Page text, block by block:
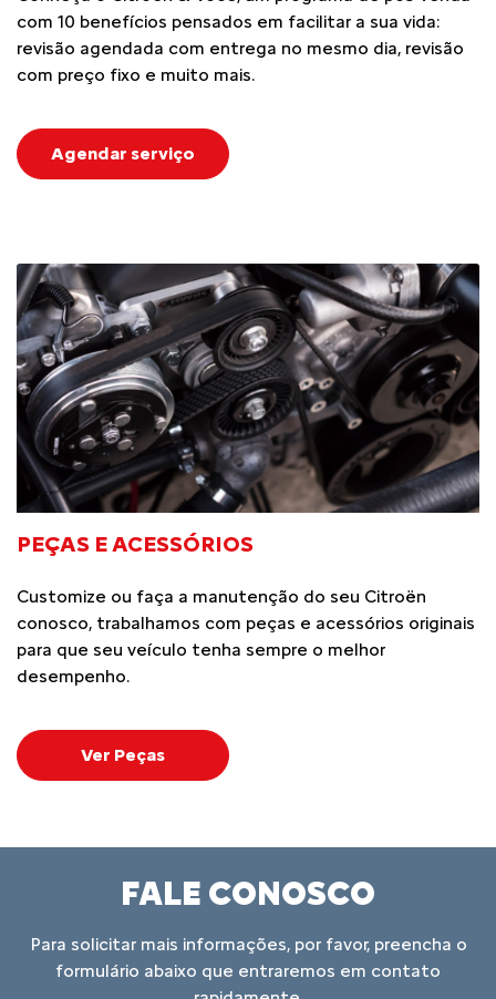
com 10 benefícios pensados em facilitar a sua vida:
revisão agendada com entrega no mesmo dia, revisão
com preço fixo e muito mais.
Agendar serviço
PEÇAS E ACESSÓRIOS
Customize ou faça a manutenção do seu Citroën
conosco, trabalhamos com peças e acessórios originais
para que seu veículo tenha sempre o melhor
desempenho.
Ver Peças
FALE CONOSCO
Para solicitar mais informações, por favor, preencha o
formulário abaixo que entraremos em contato